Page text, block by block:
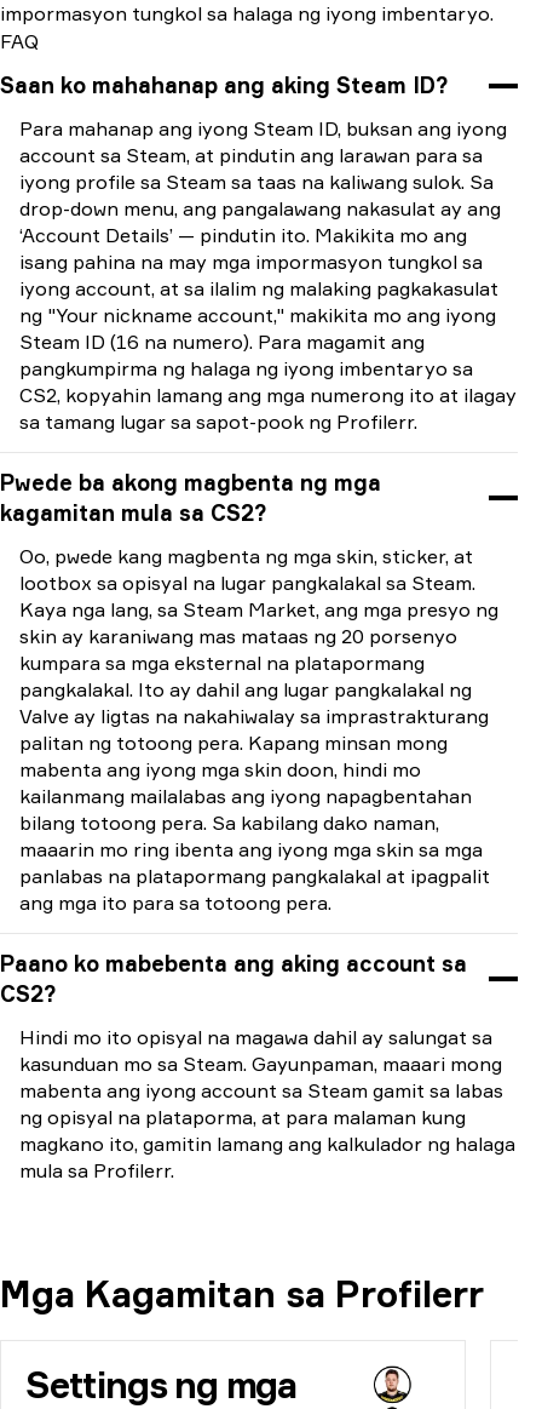
impormasyon tungkol sa halaga ng iyong imbentaryo.
FAQ
Saan ko mahahanap ang aking Steam ID?
Para mahanap ang iyong Steam ID, buksan ang iyong
account sa Steam, at pindutin ang larawan para sa
iyong profile sa Steam sa taas na kaliwang sulok. Sa
drop-down menu, ang pangalawang nakasulat ay ang
‘Account Details’ — pindutin ito. Makikita mo ang
isang pahina na may mga impormasyon tungkol sa
iyong account, at sa ilalim ng malaking pagkakasulat
ng "Your nickname account," makikita mo ang iyong
Steam ID (16 na numero). Para magamit ang
pangkumpirma ng halaga ng iyong imbentaryo sa
CS2, kopyahin lamang ang mga numerong ito at ilagay
sa tamang lugar sa sapot-pook ng Profilerr.
Pwede ba akong magbenta ng mga
kagamitan mula sa CS2?
Oo, pwede kang magbenta ng mga skin, sticker, at
lootbox sa opisyal na lugar pangkalakal sa Steam.
Kaya nga lang, sa Steam Market, ang mga presyo ng
skin ay karaniwang mas mataas ng 20 porsenyo
kumpara sa mga eksternal na platapormang
pangkalakal. Ito ay dahil ang lugar pangkalakal ng
Valve ay ligtas na nakahiwalay sa imprastrakturang
palitan ng totoong pera. Kapang minsan mong
mabenta ang iyong mga skin doon, hindi mo
kailanmang mailalabas ang iyong napagbentahan
bilang totoong pera. Sa kabilang dako naman,
maaarin mo ring ibenta ang iyong mga skin sa mga
panlabas na platapormang pangkalakal at ipagpalit
ang mga ito para sa totoong pera.
Paano ko mabebenta ang aking account sa
CS2?
Hindi mo ito opisyal na magawa dahil ay salungat sa
kasunduan mo sa Steam. Gayunpaman, maaari mong
mabenta ang iyong account sa Steam gamit sa labas
ng opisyal na plataporma, at para malaman kung
magkano ito, gamitin lamang ang kalkulador ng halaga
mula sa Profilerr.
Mga Kagamitan sa Profilerr
Settings ng mga